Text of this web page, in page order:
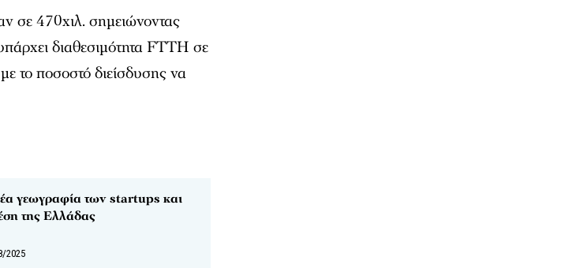
σε 470χιλ. σημειώνοντας
διαθεσιμότητα FTTH σε
το ποσοστό διείσδυσης να
γεωγραφία των startups και
της Ελλάδας
2025